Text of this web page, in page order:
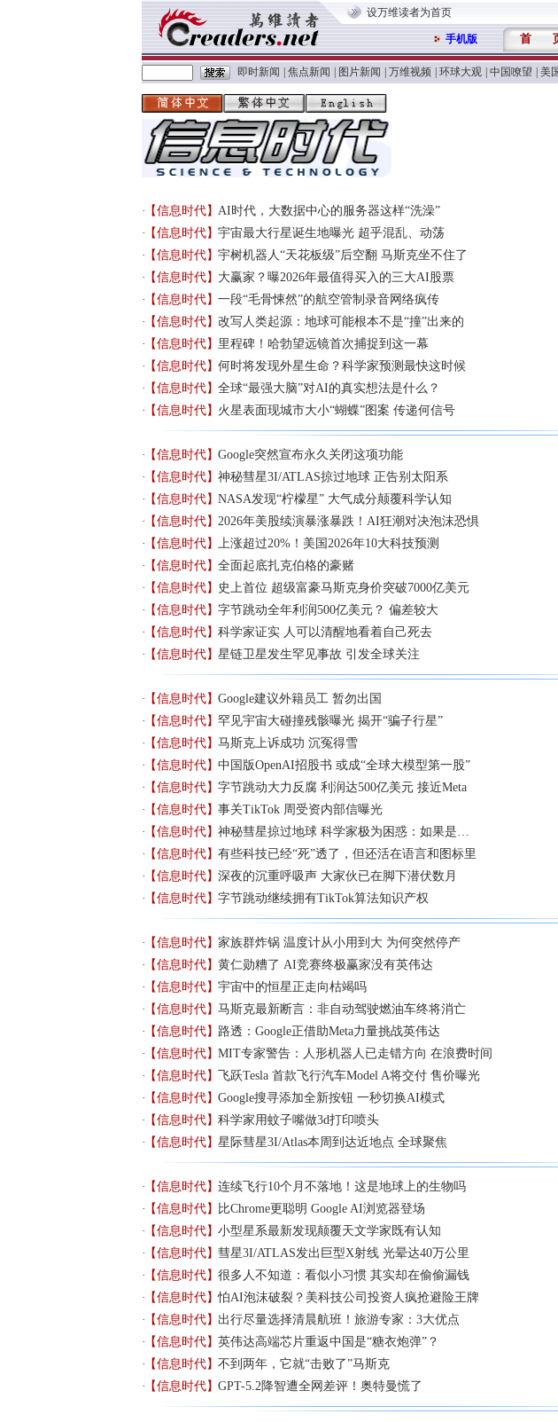
设万维读者为首页
手机版 首
即时新闻 焦点新闻 图片新闻 万维视频 环球大观 中国嘹望 美
【信息时代】AI时代，大数据中心的服务器这样“洗澡”
【信息时代】宇宙最大行星诞生地曝光 超乎混乱、动荡
【信息时代】宇树机器人“天花板级”后空翻 马斯克坐不住了
【信息时代】大赢家？曝2026年最值得买入的三大AI股票
【信息时代】一段“毛骨悚然”的航空管制录音网络疯传
【信息时代】改写人类起源：地球可能根本不是“撞”出来的
【信息时代】里程碑！哈勃望远镜首次捕捉到这一幕
【信息时代】何时将发现外星生命？科学家预测最快这时候
【信息时代】全球“最强大脑”对AI的真实想法是什么？
【信息时代】火星表面现城市大小“蝴蝶”图案 传递何信号
【信息时代】Google突然宣布永久关闭这项功能
【信息时代】神秘彗星3I/ATLAS掠过地球 正告别太阳系
【信息时代】NASA发现“柠檬星” 大气成分颠覆科学认知
【信息时代】2026年美股续演暴涨暴跌！AI狂潮对决泡沫恐惧
【信息时代】上涨超过20%！美国2026年10大科技预测
【信息时代】全面起底扎克伯格的豪赌
【信息时代】 史上首位 超级富豪马斯克身价突破7000亿美元
【信息时代】字节跳动全年利润500亿美元？ 偏差较大
【信息时代】科学家证实 人可以清醒地看着自己死去
【信息时代】星链卫星发生罕见事故 引发全球关注
【信息时代】Google建议外籍员工 暂勿出国
【信息时代】罕见宇宙大碰撞残骸曝光 揭开“骗子行星”
【信息时代】马斯克上诉成功 沉冤得雪
【信息时代】中国版OpenAI招股书 或成“全球大模型第一股”
【信息时代】字节跳动大力反腐 利润达500亿美元 接近Meta
【信息时代】事关TikTok 周受资内部信曝光
【信息时代】神秘彗星掠过地球 科学家极为困惑：如果是…
【信息时代】有些科技已经“死”透了，但还活在语言和图标里
【信息时代】深夜的沉重呼吸声 大家伙已在脚下潜伏数月
【信息时代】字节跳动继续拥有TikTok算法知识产权
【信息时代】家族群炸锅 温度计从小用到大 为何突然停产
【信息时代】黄仁勋糟了 AI竞赛终极赢家没有英伟达
【信息时代】宇宙中的恒星正走向枯竭吗
【信息时代】马斯克最新断言：非自动驾驶燃油车终将消亡
【信息时代】路透：Google正借助Meta力量挑战英伟达
【信息时代】MIT专家警告：人形机器人已走错方向 在浪费时间
【信息时代】
飞跃Tesla 首款飞行汽车Model A将交付 售价曝光
【信息时代】Google搜寻添加全新按钮 一秒切换AI模式
【信息时代】科学家用蚊子嘴做3d打印喷头
【信息时代】星际彗星3I/Atlas本周到达近地点 全球聚焦
【信息时代】连续飞行10个月不落地！这是地球上的生物吗
【信息时代】 比Chrome更聪明 Google AI浏览器登场
【信息时代】小型星系最新发现颠覆天文学家既有认知
【信息时代】彗星3I/ATLAS发出巨型X射线 光晕达40万公里
【信息时代】很多人不知道：看似小习惯 其实却在偷偷漏钱
【信息时代】怕AI泡沫破裂？美科技公司投资人疯抢避险王牌
【信息时代】出行尽量选择清晨航班！旅游专家：3大优点
【信息时代】英伟达高端芯片重返中国是“糖衣炮弹”？
【信息时代】不到两年，它就“击败了”马斯克
【信息时代】GPT-5.2降智遭全网差评！奥特曼慌了